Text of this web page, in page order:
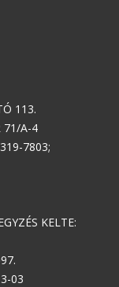
113.
71/A-4
7803;
KELTE:
03